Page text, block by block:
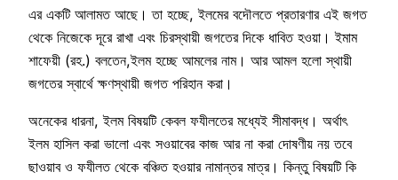
এর একটি আলামত আছে। তা হচ্ছে, ইলমের বদৌলতে প্রতারণার এই জগত
থেকে নিজেকে দূরে রাখা এবং চিরস্থায়ী জগতের দিকে ধাবিত হওয়া। ইমাম
শাফেয়ী (রহ.) বলতেন,ইলম হচ্ছে আমলের নাম। আর আমল হলো স্থায়ী
জগতের স্বার্থে ক্ষণস্থায়ী জগত পরিহান করা।
অনেকের ধারনা, ইলম বিষয়টি কেবল ফযীলতের মধ্যেই সীমাবদ্ধ। অর্থাৎ
ইলম হাসিল করা ভালো এবং সওয়াবের কাজ আর না করা দোষণীয় নয় তবে
ছাওয়াব ও ফযীলত থেকে বঞ্চিত হওয়ার নামান্তর মাত্র। কিন্তু বিষয়টি কি